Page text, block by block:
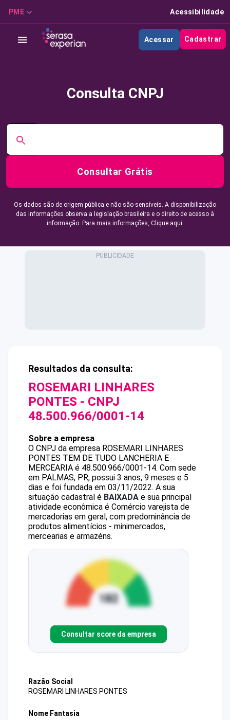
PME Acessibilidade
Acessar Cadastrar
Consulta CNPJ
Consultar Grátis
Os dados são de origem pública e não são sensíveis. A disponibilização
das informações observa a legislação brasileira e o direito de acesso à
informação. Para mais informações, Clique aqui.
Resultados da consulta:
ROSEMARI LINHARES
PONTES - CNPJ
48.500.966/0001-14
Sobre a empresa
O CNPJ da empresa ROSEMARI LINHARES
PONTES TEM DE TUDO LANCHERIA E
MERCEARIA é 48.500.966/0001-14. Com sede
em PALMAS, PR, possui 3 anos, 9 meses e 5
dias e foi fundada em 03/11/2022. A sua
situação cadastral é BAIXADA e sua principal
atividade econômica é Comércio varejista de
mercadorias em geral, com predominância de
produtos alimentícios - minimercados,
mercearias e armazéns.
Consultar score da empresa
Razão Social
ROSEMARI LINHARES PONTES
Nome Fantasia